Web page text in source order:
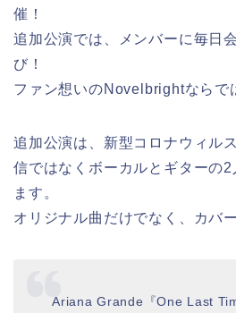
催！
追加公演では、メンバーに毎日
び！
ファン想いのNovelbrightならで
追加公演は、新型コロナウィル
信ではなくボーカルとギターの
ます。
オリジナル曲だけでなく、カバ
Ariana Grande『One Last